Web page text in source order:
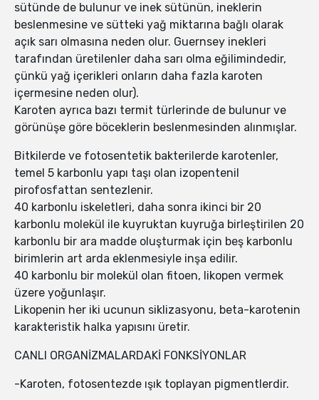
sütünde de bulunur ve inek sütünün, ineklerin
beslenmesine ve sütteki yağ miktarına bağlı olarak
açık sarı olmasına neden olur. Guernsey inekleri
tarafından üretilenler daha sarı olma eğilimindedir,
çünkü yağ içerikleri onların daha fazla karoten
içermesine neden olur).
Karoten ayrıca bazı termit türlerinde de bulunur ve
görünüşe göre böceklerin beslenmesinden alınmışlar.
Bitkilerde ve fotosentetik bakterilerde karotenler,
temel 5 karbonlu yapı taşı olan izopentenil
pirofosfattan sentezlenir.
40 karbonlu iskeletleri, daha sonra ikinci bir 20
karbonlu molekül ile kuyruktan kuyruğa birleştirilen 20
karbonlu bir ara madde oluşturmak için beş karbonlu
birimlerin art arda eklenmesiyle inşa edilir.
40 karbonlu bir molekül olan fitoen, likopen vermek
üzere yoğunlaşır.
Likopenin her iki ucunun siklizasyonu, beta-karotenin
karakteristik halka yapısını üretir.
CANLI ORGANİZMALARDAKİ FONKSİYONLAR
-Karoten, fotosentezde ışık toplayan pigmentlerdir.